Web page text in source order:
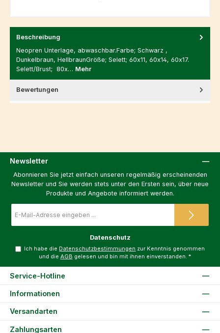
Beschreibung
Neopren Unterlage, abwaschbar.Farbe; Schwarz ,
Dunkelbraun, HellbraunGröße; Selett; 60x11, 60x14, 60x17.
Selett/Brust; 80x… Mehr
Bewertungen
Newsletter
Abonnieren Sie jetzt einfach unseren regelmäßig erscheinenden
Newsletter und Sie werden stets unter den Ersten sein, über neue
Produkte und Angebote informiert werden.
Mail-
Adresse
Datenschutz
Ich habe die Datenschutzbestimmungen zur Kenntnis genommen
und die AGB gelesen und bin mit ihnen einverstanden. *
Service-Hotline
Informationen
Versandarten
Zahlungsarten